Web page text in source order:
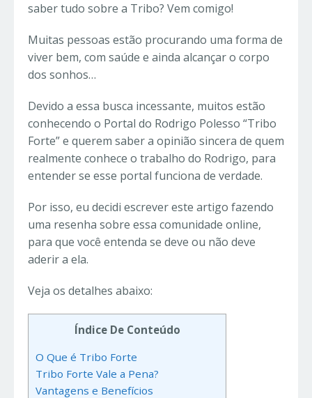
saber tudo sobre a Tribo? Vem comigo!
Muitas pessoas estão procurando uma forma de
viver bem, com saúde e ainda alcançar o corpo
dos sonhos…
Devido a essa busca incessante, muitos estão
conhecendo o Portal do Rodrigo Polesso “Tribo
Forte” e querem saber a opinião sincera de quem
realmente conhece o trabalho do Rodrigo, para
entender se esse portal funciona de verdade.
Por isso, eu decidi escrever este artigo fazendo
uma resenha sobre essa comunidade online,
para que você entenda se deve ou não deve
aderir a ela.
Veja os detalhes abaixo:
Índice De Conteúdo
O Que é Tribo Forte
Tribo Forte Vale a Pena?
Vantagens e Benefícios